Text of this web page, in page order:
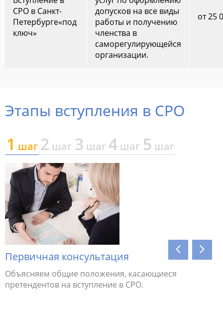
СРО в Санкт-
Петербурге«под
ключ»
допусков на все виды
работы и получению
членства в
саморегулирующейся
организации.
от 25
Этапы вступления в СРО
1 шаг 2 шаг 3 шаг 4 шаг 5 шаг
Первичная консультация
Объясняем общие положения, касающиеся
претендентов на вступление в СРО.